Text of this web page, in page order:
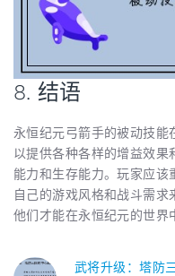
8. 结语
永恒纪元弓箭手的被动技能
以提供各种各样的增益效果
能力和生存能力。玩家应该
自己的游戏风格和战斗需求
他们才能在永恒纪元的世界
武将升级：塔防